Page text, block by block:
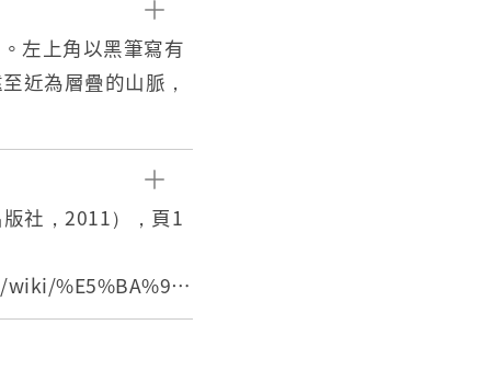
左上角以黑筆寫有
近為層疊的山脈，
彩色。彩色正片，
社，2011），頁1
%E5%BA%9